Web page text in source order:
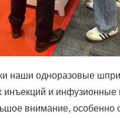
наши одноразовые
инъекций и инфузионные
внимание, особенно